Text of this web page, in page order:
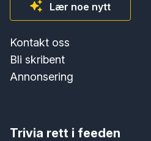
Lær noe nytt
Kontakt oss
Bli skribent
Annonsering
Trivia rett i feeden